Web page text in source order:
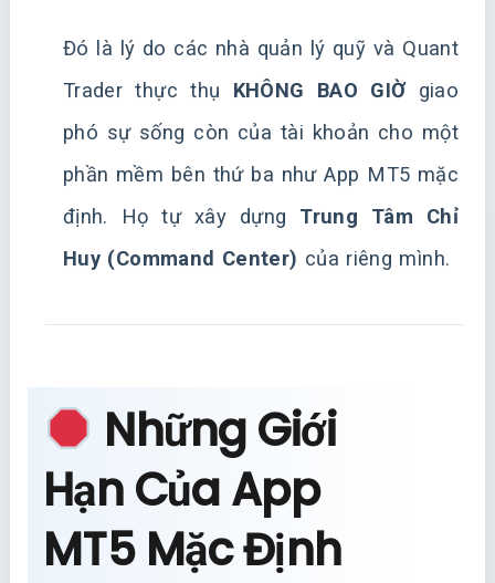
Đó là lý do các nhà quản lý quỹ và Quant
Trader thực thụ KHÔNG BAO GIỜgiao
phó sự sống còn của tài khoản cho một
phần mềm bên thứ ba như App MT5 mặc
định. Họ tự xây dựng Trung Tâm Chỉ
Huy (Command Center) của riêng mình.
Những Giới
Hạn Của App
MT5 Mặc Định